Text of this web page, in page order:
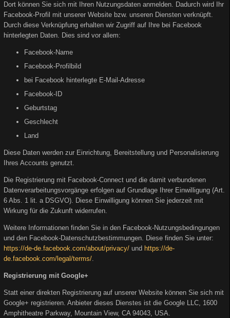
Dort können Sie sich mit Ihren Nutzungsdaten anmelden. Dadurch wird Ihr
Facebook-Profil mit unserer Website bzw. unseren Diensten verknüpft.
Durch diese Verknüpfung erhalten wir Zugriff auf Ihre bei Facebook
hinterlegten Daten. Dies sind vor allem:
Facebook-Name
Facebook-Profilbild
bei Facebook hinterlegte E-Mail-Adresse
Facebook-ID
Geburtstag
Geschlecht
Land
Diese Daten werden zur Einrichtung, Bereitstellung und Personalisierung
Ihres Accounts genutzt.
Die Registrierung mit Facebook-Connect und die damit verbundenen
Datenverarbeitungsvorgänge erfolgen auf Grundlage Ihrer Einwilligung (Art.
6 Abs. 1 lit. a DSGVO). Diese Einwilligung können Sie jederzeit mit
Wirkung für die Zukunft widerrufen.
Weitere Informationen finden Sie in den Facebook-Nutzungsbedingungen
und den Facebook-Datenschutzbestimmungen. Diese finden Sie unter:
https://de-de.facebook.com/about/privacy/ und https://de-
de.facebook.com/legal/terms/.
Registrierung mit Google+
Statt einer direkten Registrierung auf unserer Website können Sie sich mit
Google+ registrieren. Anbieter dieses Dienstes ist die Google LLC, 1600
Amphitheatre Parkway, Mountain View, CA 94043, USA.